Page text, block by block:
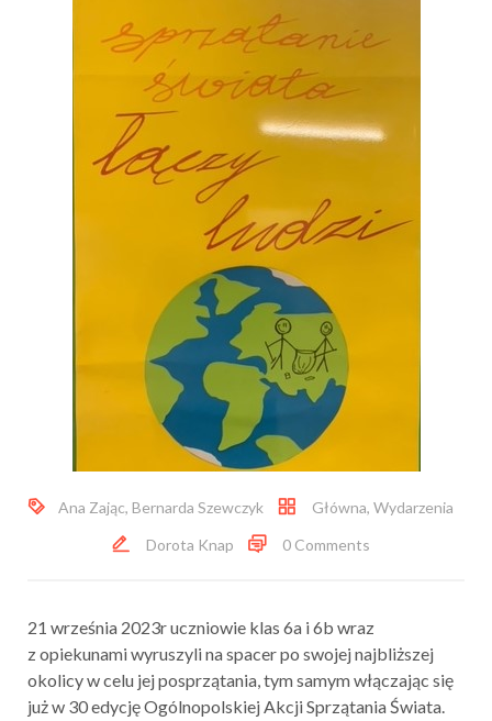
Ana Zając, Bernarda Szewczyk Główna, Wydarzenia
Dorota Knap
0 Comments
21 września 2023r uczniowie klas 6a i 6b wraz
z opiekunami wyruszyli na spacer po swojej najbliższej
okolicy w celu jej posprzątania, tym samym włączając się
już w 30 edycję Ogólnopolskiej Akcji Sprzątania Świata.